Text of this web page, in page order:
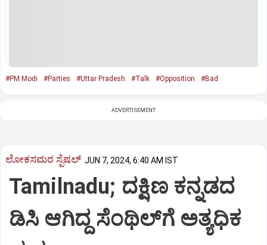
#PM Modi #Parties #Uttar Pradesh #Talk #Opposition #Bad
ADVERTISEMENT
ಲೋಕಸಮರ ಸ್ಪೆಷಲ್‌ JUN 7, 2024, 6:40 AM IST
Tamilnadu; ದಕ್ಷಿಣ ಕನ್ನಡದ
ಡಿಸಿ ಆಗಿದ್ದ ಸೆಂಥಿಲ್‌ಗೆ ಅತ್ಯಧಿಕ